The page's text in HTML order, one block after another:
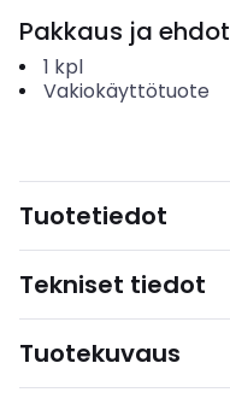
Pakkaus ja ehdot
1 kpl
Vakiokäyttötuote
Tuotetiedot
Tekniset tiedot
Tuotekuvaus